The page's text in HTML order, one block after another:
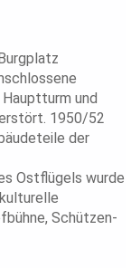
und
1950/52
der
Ostflügels wurde
Schützen-